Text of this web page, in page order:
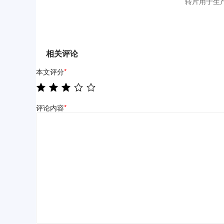
相关评论
本文评分*
评论内容*